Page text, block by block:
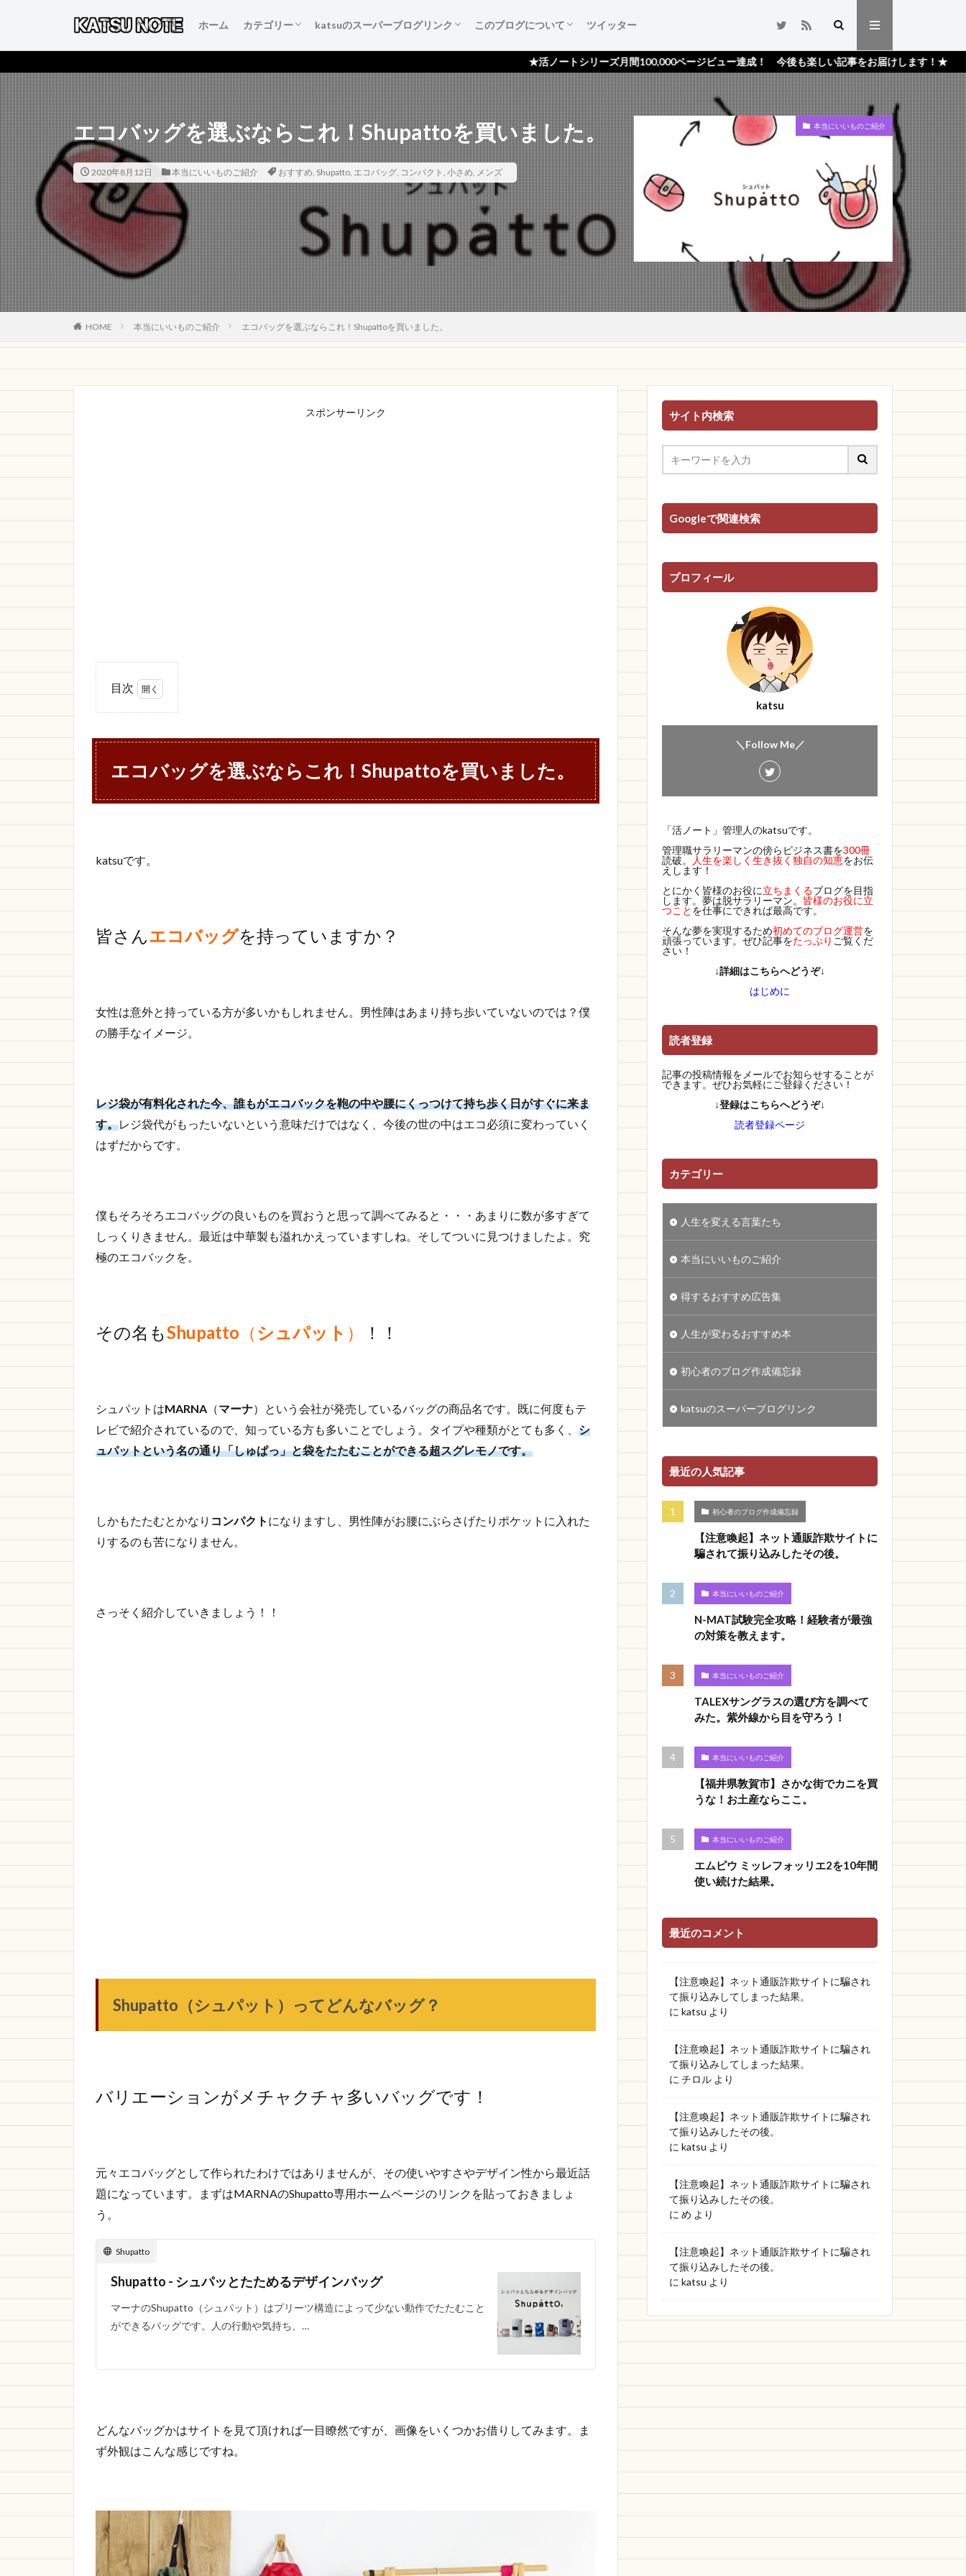
ホーム カテゴリー
人生を変える言葉たち
本当にいいものご紹介
得するおすすめ広告集
人生が変わるおすすめ本
初心者のブログ作成備忘録
katsuのスーパーブログリンク
katsuのスーパーブログリンク
katsuのスーパーブログリンクとは
katsuのスーパーブログリンク 登録依頼
このブログについて
ブログ『活ノート』のご紹介！
サイトマップ
プライバシーポリシー
読者登録ページ
スポンサー様のページ
お問い合わせ
ツイッター
★活ノートシリーズ月間100,000ページビュー達成！ 今後も楽しい記事をお届けします！★
エコバッグを選ぶならこれ！Shupattoを買いました。
2020年8月12日 本当にいいものご紹介 おすすめ, Shupatto, エコバッグ, コンパクト , 小さめ, メンズ
本当にいいものご紹介
HOME 本当にいいものご紹介 エコバッグを選ぶならこれ！Shupattoを買いました。
スポンサーリンク
目次
選ぶなら
Shupatto
した。
ュパット）っ
が購入した
Shupatto（シ
エコバッグを選ぶならこれ！Shupattoを買いました。
katsuです。
皆さんエコバッグを持っていますか？
女性は意外と持っている方が多いかもしれません。男性陣はあまり持ち歩いていないのでは？僕
の勝手なイメージ。
レジ袋が有料化された今、誰もがエコバックを鞄の中や腰にくっつけて持ち歩く日がすぐに来ま
す。レジ袋代がもったいないという意味だけではなく、今後の世の中はエコ必須に変わっていく
はずだからです。
僕もそろそろエコバッグの良いものを買おうと思って調べてみると・・・あまりに数が多すぎて
しっくりきません。最近は中華製も溢れかえっていますしね。そしてついに見つけましたよ。究
極のエコバックを。
その名もShupatto （シュパット ） ！！
シュパットはMARNA （マーナ）という会社が発売しているバッグの商品名です。既に何度もテ
レビで紹介されているので、知っている方も多いことでしょう。タイプや種類がとても多く、 シ
ュパットという名の通り「しゅぱっ」と袋をたたむことができる超スグレモノです。
しかもたたむとかなり コンパクト になりますし、男性陣がお腰にぶらさげたりポケットに入れた
りするのも苦になりません。
さっそく紹介していきましょう！！
Shupatto（シュパット）ってどんなバッグ？
バリエーションがメチャクチャ多いバッグです！
元々エコバッグとして作られたわけではありませんが、その使いやすさやデザイン性から最近話
題になっています。まずはMARNAのShupatto専用ホームページのリンクを貼っておきましょ
う。
Shupatto
Shupatto - シュパッとたためるデザインバッグ
マーナのShupatto（シュパット）はプリーツ構造によって少ない動作でたたむこと
ができるバッグです。人の行動や気持ち、…
どんなバッグかはサイトを見て頂ければ一目瞭然ですが、画像をいくつかお借りしてみます。ま
ず外観はこんな感じですね。
サイト内検索
Googleで関連検索
プロフィール
katsu
＼Follow Me／
「活ノート」管理人のkatsuです。
管理職サラリーマンの傍らビジネス書を300冊
読破。
人生を楽しく生き抜く独自の知恵をお伝
えします！
とにかく皆様のお役に立ちまくるブログを目指
します。夢は脱サラリーマン。 皆様のお役に立
つこと を仕事にできれば最高です。
そんな夢を実現するため初めてのブログ運営を
頑張っています。ぜひ記事をたっぷり ご覧くだ
さい！
↓詳細はこちらへどうぞ↓
はじめに
読者登録
記事の投稿情報をメールでお知らせすることが
できます。ぜひお気軽にご登録ください！
↓登録はこちらへどうぞ↓
読者登録ページ
カテゴリー
人生を変える言葉たち
本当にいいものご紹介
得するおすすめ広告集
人生が変わるおすすめ本
初心者のブログ作成備忘録
katsuのスーパーブログリンク
最近の人気記事
初心者のブログ作成備忘録
【注意喚起】ネット通販詐欺サイトに
騙されて振り込みしたその後。
本当にいいものご紹介
N-MAT試験完全攻略！経験者が最強
の対策を教えます。
本当にいいものご紹介
TALEXサングラスの選び方を調べて
みた。紫外線から目を守ろう！
本当にいいものご紹介
【福井県敦賀市】さかな街でカニを買
うな！お土産ならここ。
本当にいいものご紹介
エムピウ ミッレフォッリエ2を10年間
使い続けた結果。
最近のコメント
【注意喚起】ネット通販詐欺サイトに騙され
て振り込みしてしまった結果。
に katsu より
【注意喚起】ネット通販詐欺サイトに騙され
て振り込みしてしまった結果。
に チロル より
【注意喚起】ネット通販詐欺サイトに騙され
て振り込みしたその後。
に katsu より
【注意喚起】ネット通販詐欺サイトに騙され
て振り込みしたその後。
に め より
【注意喚起】ネット通販詐欺サイトに騙され
て振り込みしたその後。
に katsu より